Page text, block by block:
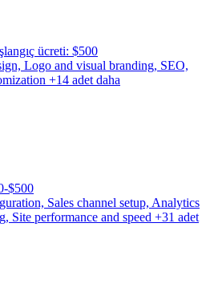
ücreti: $500
Logo and visual branding, SEO,
+14 adet daha
$500
Sales channel setup, Analytics
Site performance and speed +31 adet